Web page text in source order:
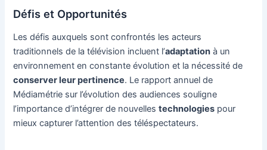
Défis et Opportunités
Les défis auxquels sont confrontés les acteurs
traditionnels de la télévision incluent l’adaptation à un
environnement en constante évolution et la nécessité de
conserver leur pertinence. Le rapport annuel de
Médiamétrie sur l’évolution des audiences souligne
l’importance d’intégrer de nouvellestechnologies pour
mieux capturer l’attention des téléspectateurs.